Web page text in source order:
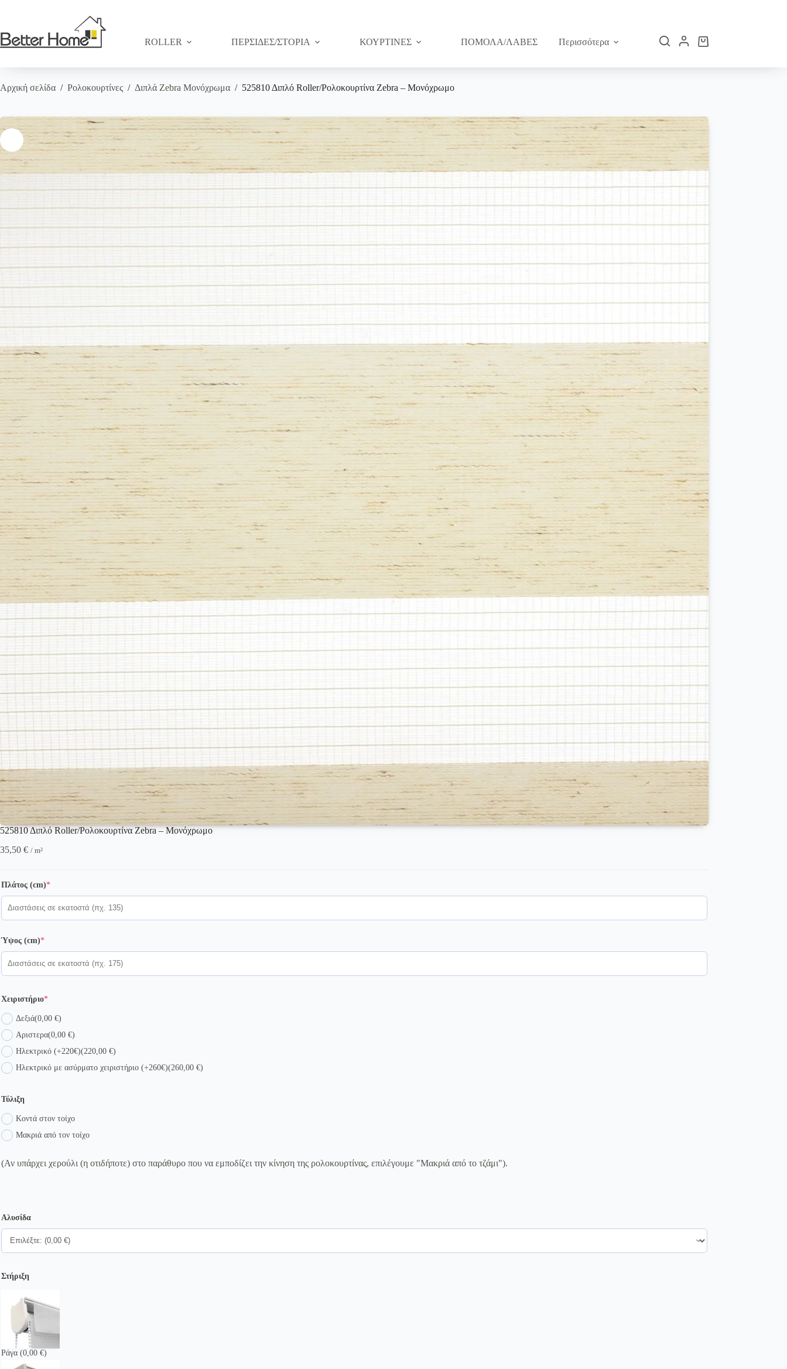
ROLLER
ΠΕΡΣΙΔΕΣ/ΣΤΟΡΙΑ ΚΟΥΡΤΙΝΕΣ ΠΟΜΟΛΑ/ΛΑΒΕΣ Περισσότερα
Καλάθι
Αρχική σελίδα / Ρολοκουρτίνες / Διπλά Zebra Μονόχρωμα / 525810 Διπλό Roller/Ρολοκουρτίνα Zebra – Μονόχρωμο
525810 Διπλό Roller/Ρολοκουρτίνα Zebra – Μονόχρωμο
35,50 € / m²
Πλάτος (cm)*(required)
Ύψος (cm)*(required)
Χειριστήριο*(required)
Δεξιά(0,00 €)
Αριστερα(0,00 €)
Ηλεκτρικό (+220€)(220,00 €)
Ηλεκτρικό με ασύρματο χειριστήριο (+260€)(260,00 €)
Τύλιξη
Κοντά στον τοίχο
Μακριά από τον τοίχο
(Αν υπάρχει χερούλι (η οτιδήποτε) στο παράθυρο που να εμποδίζει την κίνηση της ρολοκουρτίνας, επιλέγουμε "Μακριά από το τζάμι").
Αλυσίδα
Στήριξη
Ράγα (0,00 €)